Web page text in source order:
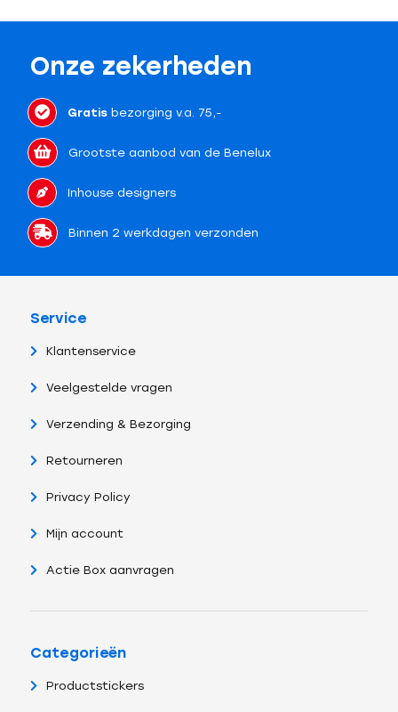
Onze zekerheden
Gratisbezorging v.a. 75,-
Grootste aanbod van de Benelux
Inhouse designers
Binnen 2 werkdagen verzonden
Service
Klantenservice
Veelgestelde vragen
Verzending & Bezorging
Retourneren
Privacy Policy
Mijn account
Actie Box aanvragen
Categorieën
Productstickers